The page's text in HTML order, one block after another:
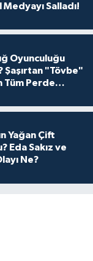
Salladı!
Oyunculuğu
Şaşırtan "Tövbe"
Tüm Perde
Yağan Çift
Eda Sakız ve
Ne?